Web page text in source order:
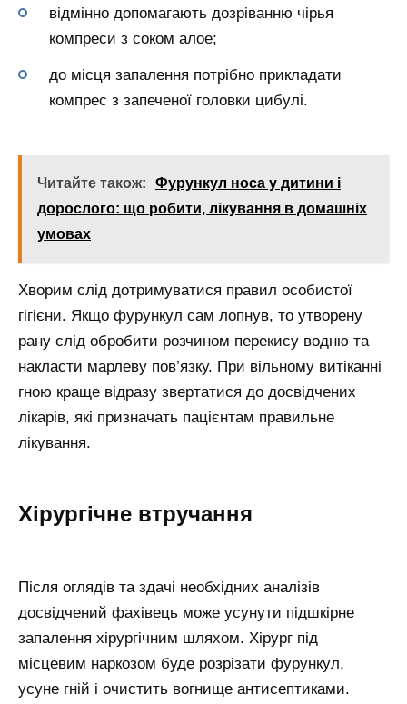
відмінно допомагають дозріванню чірья
компреси з соком алое;
до місця запалення потрібно прикладати
компрес з запеченої головки цибулі.
Читайте також:
Фурункул носа у дитини і
дорослого: що робити, лікування в домашніх
умовах
Хворим слід дотримуватися правил особистої
гігієни. Якщо фурункул сам лопнув, то утворену
рану слід обробити розчином перекису водню та
накласти марлеву пов’язку. При вільному витіканні
гною краще відразу звертатися до досвідчених
лікарів, які призначать пацієнтам правильне
лікування.
Хірургічне втручання
Після оглядів та здачі необхідних аналізів
досвідчений фахівець може усунути підшкірне
запалення хірургічним шляхом. Хірург під
місцевим наркозом буде розрізати фурункул,
усуне гній і очистить вогнище антисептиками.